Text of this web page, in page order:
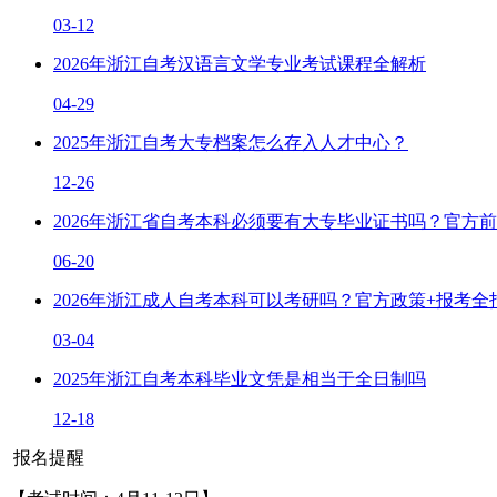
03-12
2026年浙江自考汉语言文学专业考试课程全解析
04-29
2025年浙江自考大专档案怎么存入人才中心？
12-26
2026年浙江省自考本科必须要有大专毕业证书吗？官方
06-20
2026年浙江成人自考本科可以考研吗？官方政策+报考全
03-04
2025年浙江自考本科毕业文凭是相当于全日制吗
12-18
报名提醒